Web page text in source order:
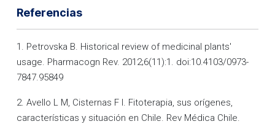
Referencias
1. Petrovska B. Historical review of medicinal plants′
usage. Pharmacogn Rev. 2012;6(11):1. doi:10.4103/0973-
7847.95849
2. Avello L M, Cisternas F I. Fitoterapia, sus orígenes,
características y situación en Chile. Rev Médica Chile.